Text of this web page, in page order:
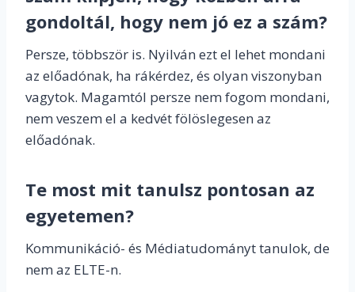
gondoltál, hogy nem jó ez a szám?
Persze, többször is. Nyilván ezt el lehet mondani
az előadónak, ha rákérdez, és olyan viszonyban
vagytok. Magamtól persze nem fogom mondani,
nem veszem el a kedvét fölöslegesen az
előadónak.
Te most mit tanulsz pontosan az
egyetemen?
Kommunikáció- és Médiatudományt tanulok, de
nem az ELTE-n.